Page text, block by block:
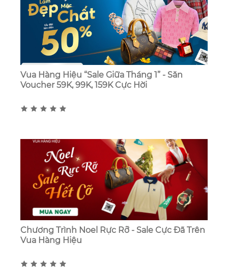
Vua Hàng Hiệu “Sale Giữa Tháng 1” - Săn
Voucher 59K, 99K, 159K Cực Hời
Chương Trình Noel Rực Rỡ - Sale Cực Đã Trên
Vua Hàng Hiệu